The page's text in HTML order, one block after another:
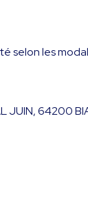
selon les
JUIN, 64200